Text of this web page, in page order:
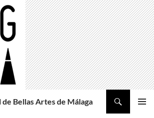
de Bellas Artes de Málaga